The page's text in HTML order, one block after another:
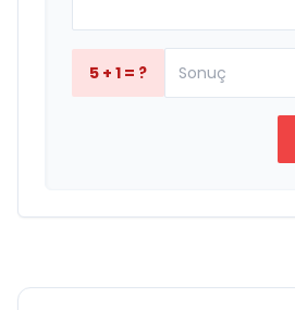
5 + 1 = ?